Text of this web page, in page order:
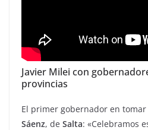
Javier Milei con
provincias
El primer gobernador en
Sáenz, de Salta: «Celebramos